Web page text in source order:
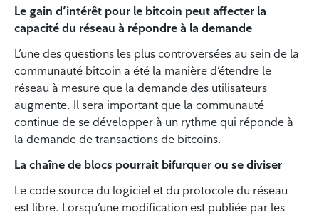
Le gain d’intérêt pour le bitcoin peut affecter la
capacité du réseau à répondre à la demande
L’une des questions les plus controversées au sein de la
communauté bitcoin a été la manière d’étendre le
réseau à mesure que la demande des utilisateurs
augmente. Il sera important que la communauté
continue de se développer à un rythme qui réponde à
la demande de transactions de bitcoins.
La chaîne de blocs pourrait bifurquer ou se diviser
Le code source du logiciel et du protocole du réseau
est libre. Lorsqu’une modification est publiée par les